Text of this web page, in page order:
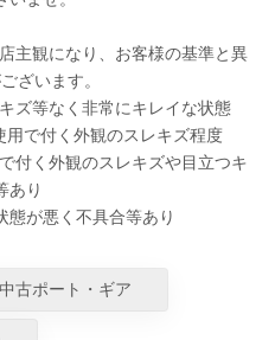
主観になり、お客様の基準と異
ざいます。
ズ等なく非常にキレイな状態
で付く外観のスレキズ程度
付く外観のスレキズや目立つキ
あり
態が悪く不具合等あり
中古ポート・ギア